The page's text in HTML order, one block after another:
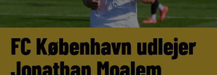
FC København udlejer
Jonathan Moalem